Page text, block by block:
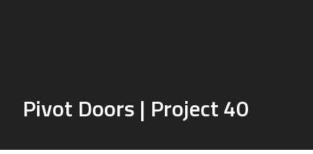
Pivot Doors | Project 40